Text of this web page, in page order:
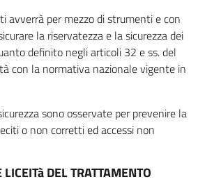
avverrà per mezzo di strumenti e con
la riservatezza e la sicurezza dei
definito negli articoli 32 e ss. del
con la normativa nazionale vigente in
sono osservate per prevenire la
o non corretti ed accessi non
DEL TRATTAMENTO